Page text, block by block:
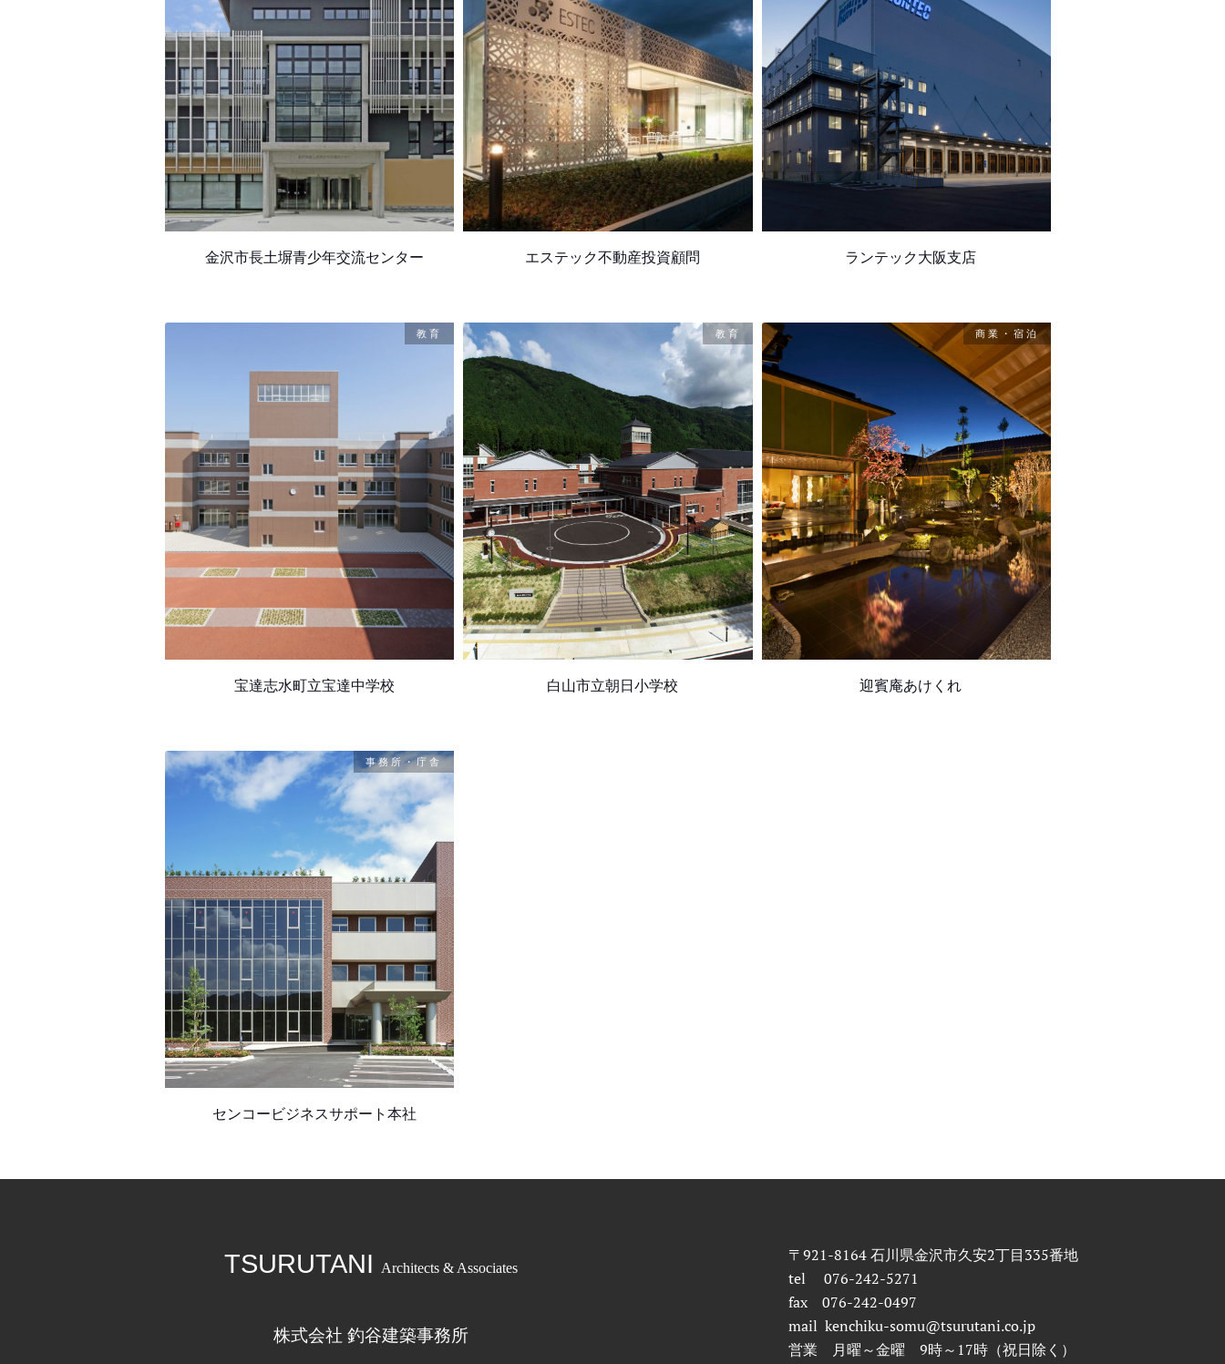
金沢市長土塀青少年交流センター エステック不動産投資顧問 ランテック大阪支店
教育
宝達志水町立宝達中学校
教育
白山市立朝日小学校
商業・宿泊
迎賓庵あけくれ
事務所・庁舎
センコービジネスサポート本社
TSURUTANI Architects & Associates
株式会社 釣谷建築事務所
〒921-8164 石川県金沢市久安2丁目335番地
tel 076-242-5271
fax 076-242-0497
mail kenchiku-somu@tsurutani.co.jp
営業 月曜～金曜 9時～17時（祝日除く）